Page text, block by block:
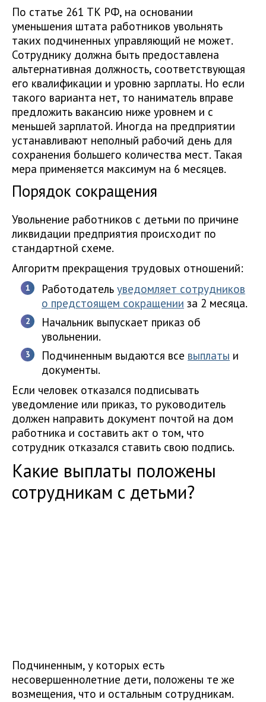
По статье 261 ТК РФ, на основании
уменьшения штата работников увольнять
таких подчиненных управляющий не может.
Сотруднику должна быть предоставлена
альтернативная должность, соответствующая
его квалификации и уровню зарплаты. Но если
такого варианта нет, то наниматель вправе
предложить вакансию ниже уровнем и с
меньшей зарплатой. Иногда на предприятии
устанавливают неполный рабочий день для
сохранения большего количества мест. Такая
мера применяется максимум на 6 месяцев.
Порядок сокращения
Увольнение работников с детьми по причине
ликвидации предприятия происходит по
стандартной схеме.
Алгоритм прекращения трудовых отношений:
Работодатель уведомляет сотрудников
о предстоящем сокращении за 2 месяца.
Начальник выпускает приказ об
увольнении.
Подчиненным выдаются все выплаты и
документы.
Если человек отказался подписывать
уведомление или приказ, то руководитель
должен направить документ почтой на дом
работника и составить акт о том, что
сотрудник отказался ставить свою подпись.
Какие выплаты положены
сотрудникам с детьми?
Подчиненным, у которых есть
несовершеннолетние дети, положены те же
возмещения, что и остальным сотрудникам.